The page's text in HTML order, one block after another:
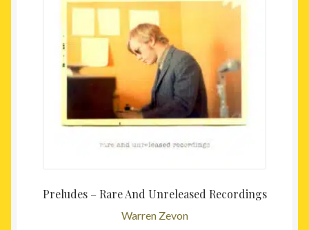
Preludes – Rare And Unreleased Recordings
Warren Zevon